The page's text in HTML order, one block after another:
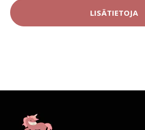
LISÄTIETOJA